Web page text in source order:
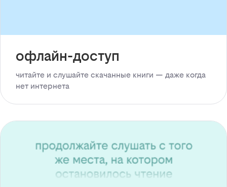
офлайн-доступ
читайте и слушайте скачанные книги — даже когда
нет интернета